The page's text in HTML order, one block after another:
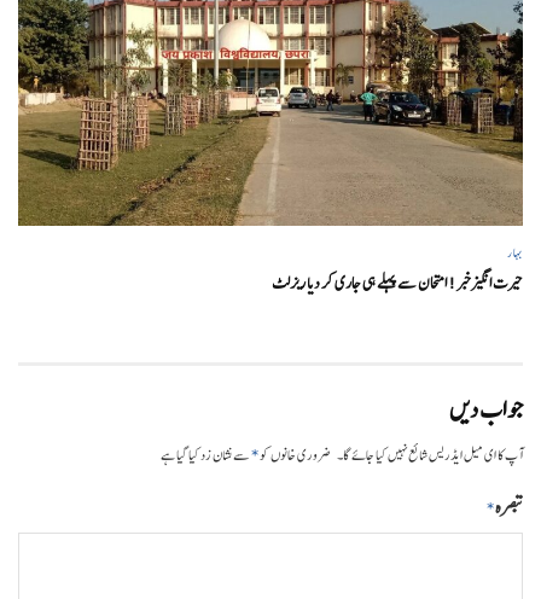
بہار
حیرت انگیزخبر ! امتحان سے پہلے ہی جاری کر دیا ریزلٹ
جواب دیں
آپ کا ای میل ایڈریس شائع نہیں کیا جائے گا۔ ضروری خانوں کو*سے نشان زد کیا گیا ہے
تبصرہ*